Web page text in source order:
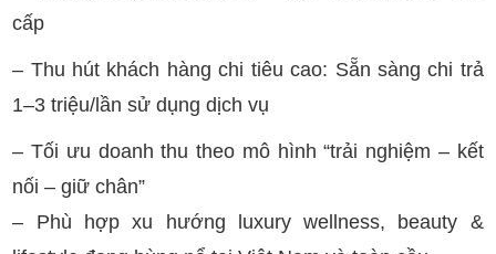
cấp
– Thu hút khách hàng chi tiêu cao: Sẵn sàng chi trả
1–3 triệu/lần sử dụng dịch vụ
– Tối ưu doanh thu theo mô hình “trải nghiệm – kết
nối – giữ chân”
– Phù hợp xu hướng luxury wellness, beauty &